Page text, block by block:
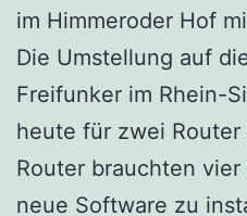
im Himmeroder Hof
Die Umstellung auf
Freifunker im Rhein-
heute für zwei
Router brauchten
neue Software zu